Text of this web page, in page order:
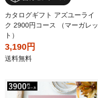
カタログギフト アズユーライ
ク 2900円コース （マーガレッ
ト）
3,190円
送料無料